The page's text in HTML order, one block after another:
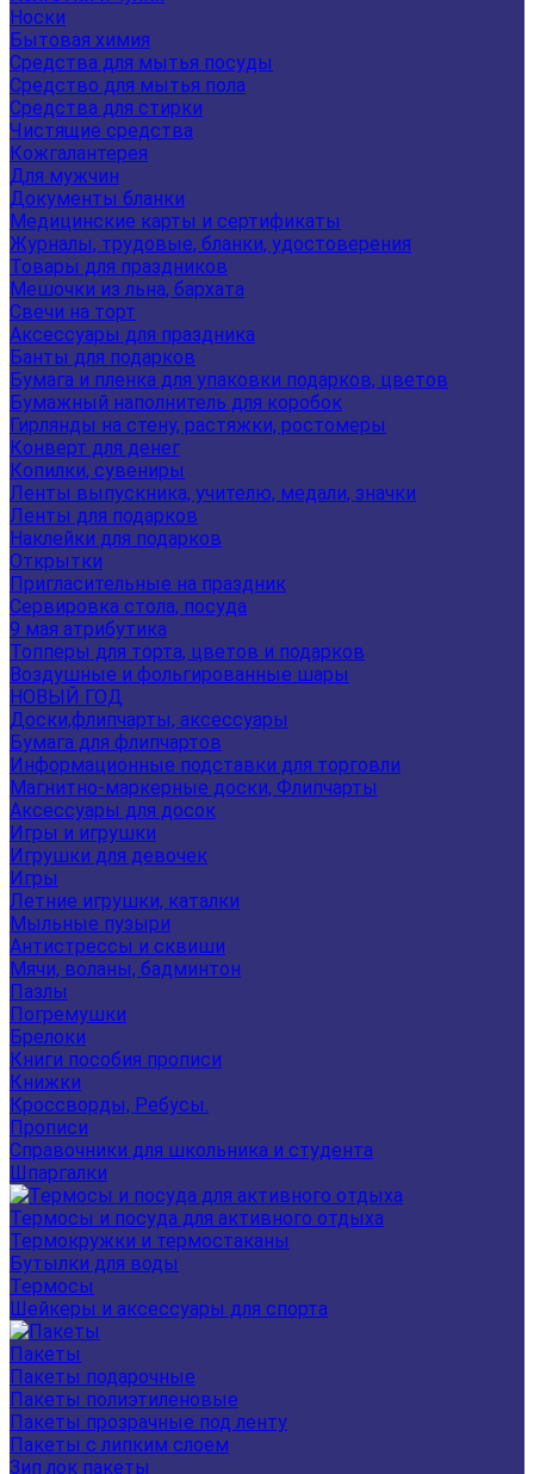
Носки
Бытовая химия
Средства для мытья посуды
Средство для мытья пола
Средства для стирки
Чистящие средства
Кожгалантерея
Для мужчин
Документы бланки
Медицинские карты и сертификаты
Журналы, трудовые, бланки, удостоверения
Товары для праздников
Мешочки из льна, бархата
Свечи на торт
Аксессуары для праздника
Банты для подарков
Бумага и пленка для упаковки подарков, цветов
Бумажный наполнитель для коробок
Гирлянды на стену, растяжки, ростомеры
Конверт для денег
Копилки, сувениры
Ленты выпускника, учителю, медали, значки
Ленты для подарков
Наклейки для подарков
Открытки
Пригласительные на праздник
Сервировка стола, посуда
9 мая атрибутика
Топперы для торта, цветов и подарков
Воздушные и фольгированные шары
НОВЫЙ ГОД
Доски,флипчарты, аксессуары
Бумага для флипчартов
Информационные подставки для торговли
Магнитно-маркерные доски, Флипчарты
Аксессуары для досок
Игры и игрушки
Игрушки для девочек
Игры
Летние игрушки, каталки
Мыльные пузыри
Антистрессы и сквиши
Мячи, воланы, бадминтон
Пазлы
Погремушки
Брелоки
Книги пособия прописи
Книжки
Кроссворды, Ребусы.
Прописи
Справочники для школьника и студента
Шпаргалки
Термосы и посуда для активного отдыха
Термокружки и термостаканы
Бутылки для воды
Термосы
Шейкеры и аксессуары для спорта
Пакеты
Пакеты подарочные
Пакеты полиэтиленовые
Пакеты прозрачные под ленту
Пакеты с липким слоем
Зип лок пакеты